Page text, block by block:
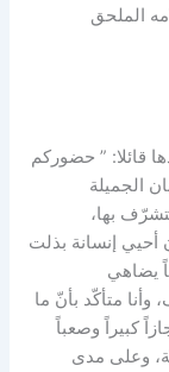
الملحق
قائلا: ” حضوركم
الجميلة
بها،
إنسانة بذلت
يضاهي
متأكّد بأنّ ما
كبيراً وصعباً
وعلى مدى